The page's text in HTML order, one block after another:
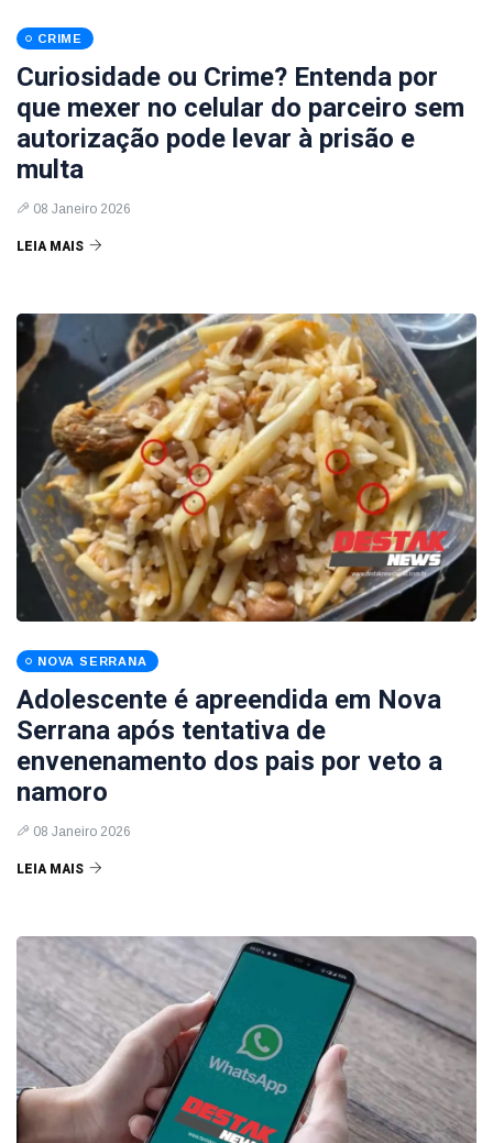
CRIME
Curiosidade ou Crime? Entenda por
que mexer no celular do parceiro sem
autorização pode levar à prisão e
multa
08 Janeiro 2026
LEIA MAIS
NOVA SERRANA
Adolescente é apreendida em Nova
Serrana após tentativa de
envenenamento dos pais por veto a
namoro
08 Janeiro 2026
LEIA MAIS